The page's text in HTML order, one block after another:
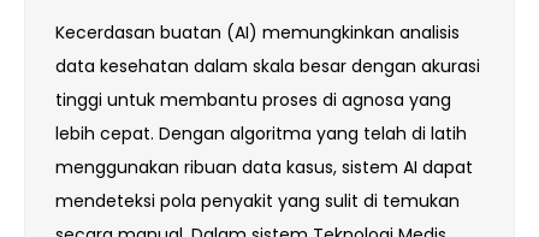
Kecerdasan buatan (AI) memungkinkan analisis
data kesehatan dalam skala besar dengan akurasi
tinggi untuk membantu proses di agnosa yang
lebih cepat. Dengan algoritma yang telah di latih
menggunakan ribuan data kasus, sistem AI dapat
mendeteksi pola penyakit yang sulit di temukan